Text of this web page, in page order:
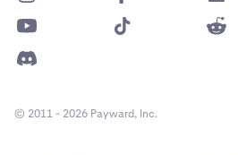
© 2011 - 2026 Payward, Inc.